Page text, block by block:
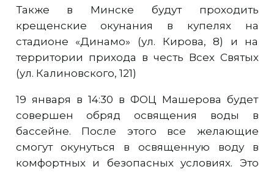
Также в Минске будут проходить
крещенские окунания в купелях на
стадионе «Динамо» (ул. Кирова, 8) и на
территории прихода в честь Всех Святых
(ул. Калиновского, 121)
19 января в 14:30 в ФОЦ Машерова будет
совершен обряд освящения воды в
бассейне. После этого все желающие
смогут окунуться в освященную воду в
комфортных и безопасных условиях. Это